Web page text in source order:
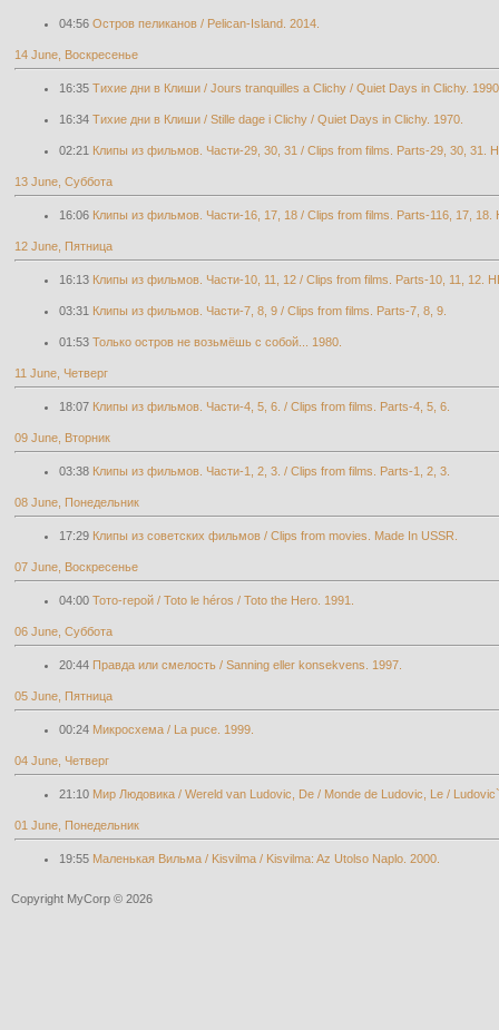
04:56 Остров пеликанов / Pelican-Island. 2014.
14 June, Воскресенье
16:35 Тихие дни в Клиши / Jours tranquilles a Clichy / Quiet Days in Clichy.
16:34 Тихие дни в Клиши / Stille dage i Clichy / Quiet Days in Clichy. 1970.
02:21 Клипы из фильмов. Части-29, 30, 31 / Clips from films. Parts-29, 30, 31.
13 June, Суббота
16:06 Клипы из фильмов. Части-16, 17, 18 / Clips from films. Parts-116, 17, 18.
12 June, Пятница
16:13 Клипы из фильмов. Части-10, 11, 12 / Clips from films. Parts-10, 11, 12.
03:31 Клипы из фильмов. Части-7, 8, 9 / Clips from films. Parts-7, 8, 9.
01:53 Только остров не возьмёшь с собой... 1980.
11 June, Четверг
18:07 Клипы из фильмов. Части-4, 5, 6. / Clips from films. Parts-4, 5, 6.
09 June, Вторник
03:38 Клипы из фильмов. Части-1, 2, 3. / Clips from films. Parts-1, 2, 3.
08 June, Понедельник
17:29 Клипы из советских фильмов / Clips from movies. Made In USSR.
07 June, Воскресенье
04:00 Тото-герой / Toto le héros / Toto the Hero. 1991.
06 June, Суббота
20:44 Правда или смелость / Sanning eller konsekvens. 1997.
05 June, Пятница
00:24 Микросхема / La puce. 1999.
04 June, Четверг
21:10 Мир Людовика / Wereld van Ludovic, De / Monde de Ludovic, Le /
01 June, Понедельник
19:55 Маленькая Вильма / Kisvilma / Kisvilma: Az Utolso Naplo. 2000.
Copyright MyCorp © 2026